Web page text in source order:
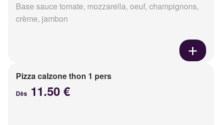
Base sauce tomate, mozzarella, oeuf, champignons,
crème, jambon
Pizza calzone thon 1 pers
Dès 11.50 €